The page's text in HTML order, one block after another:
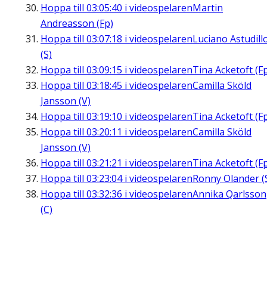
Hoppa till 03:05:40 i videospelarenMartin
Andreasson (Fp)
Hoppa till 03:07:18 i videospelarenLuciano
(S)
Hoppa till 03:09:15 i videospelarenTina Acketoft
Hoppa till 03:18:45 i videospelarenCamilla Sköld
Jansson (V)
Hoppa till 03:19:10 i videospelarenTina Acketoft
Hoppa till 03:20:11 i videospelarenCamilla Sköld
Jansson (V)
Hoppa till 03:21:21 i videospelarenTina Acketoft
Hoppa till 03:23:04i videospelarenRonny Olander
Hoppa till 03:32:36 i videospelarenAnnika Qarlsson
(C)